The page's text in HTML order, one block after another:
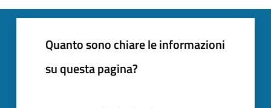
Quanto sono chiare le informazioni
su questa pagina?